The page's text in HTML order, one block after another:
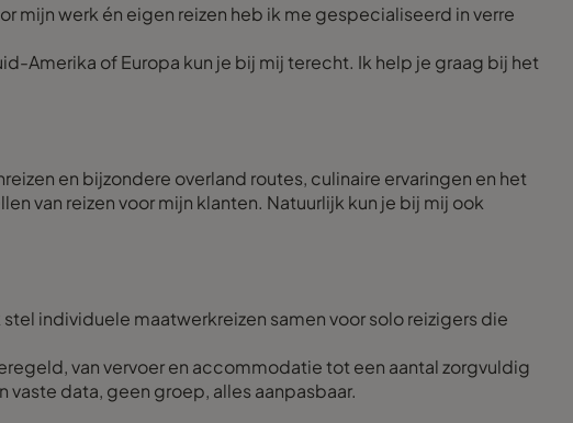
mijn werk én eigen reizen heb ik me gespecialiseerd in verre
Amerika of Europa kun je bij mij terecht. Ik help je graag bij het
en bijzondere overland routes, culinaire ervaringen en het
van reizen voor mijn klanten. Natuurlijk kun je bij mij ook
individuele maatwerkreizen samen voor solo reizigers die
van vervoer en accommodatie tot een aantal zorgvuldig
data, geen groep, alles aanpasbaar.